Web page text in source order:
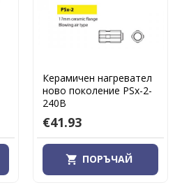
Керамичен нагревател
ново поколение PSx-2-
240B
€41.93
ПОРЪЧАЙ